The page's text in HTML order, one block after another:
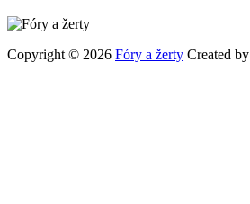
Copyright © 2026 Fóry a žerty Created by